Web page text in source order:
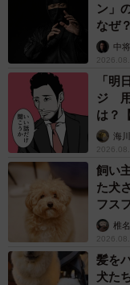
ン」
なぜ
未熟」
中
「明
ジ 用
は？
海
飼い
た犬
フス
椎
髪を
犬た